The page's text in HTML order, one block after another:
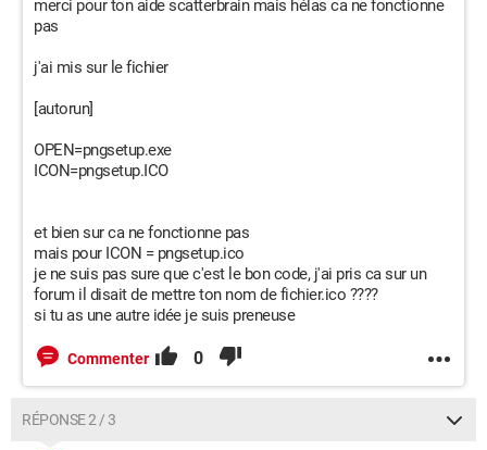
merci pour ton aide scatterbrain mais hélas ca ne fonctionne
pas
j'ai mis sur le fichier
[autorun]
OPEN=pngsetup.exe
ICON=pngsetup.ICO
et bien sur ca ne fonctionne pas
mais pour ICON = pngsetup.ico
je ne suis pas sure que c'est le bon code, j'ai pris ca sur un
forum il disait de mettre ton nom de fichier.ico ????
si tu as une autre idée je suis preneuse
Commenter 0
RÉPONSE 2 / 3